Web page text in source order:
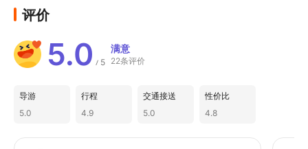
更高性价比・可选小车拼车/大巴拼团出游 . 人
均超划算
👨‍👩‍👧‍👦 （小车拼车游）2人起成团，免费上
门接送(以当天接送时间为准)
便利的地铁口集合出发
清远古龙峡
☁️云天玻霸（玻璃大峡谷）：在500米高空直
评价
5.0 / 5
满意
22条评价
导游
5.0
行程
4.9
交通接送
5.0
性价比
4.8